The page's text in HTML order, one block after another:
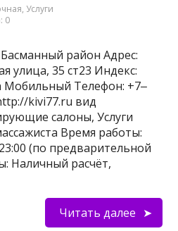
, Услуги
0
район Адрес:
улица, 35 ст23 Индекс:
Мобильный Телефон: +7‒
kivi77.ru вид
салоны, Услуги
Время работы:
(по предварительной
Наличный расчёт,
Читать далее